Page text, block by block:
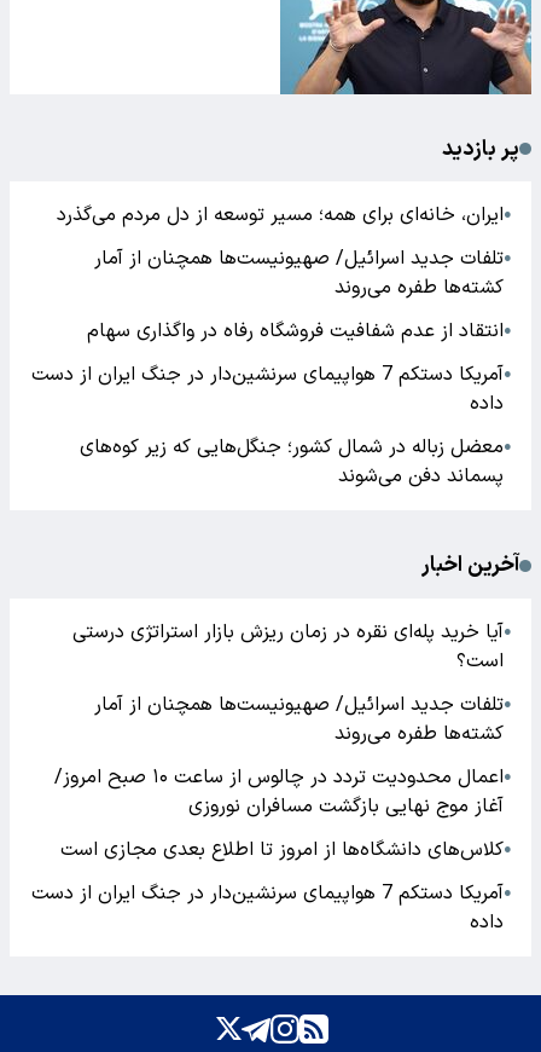
پر بازدید
●ایران، خانه‌ای برای همه؛ مسیر توسعه از دل مردم می‌گذرد
●تلفات جدید اسرائیل/ صهیونیست‌ها همچنان از آمار
کشته‌ها طفره می‌روند
●انتقاد از عدم شفافیت فروشگاه رفاه در واگذاری سهام
●
آمریکا دستکم 7 هواپیمای سرنشین‌دار در جنگ ایران از دست
داده
●معضل زباله در شمال کشور؛ جنگل‌هایی که زیر کوه‌های
پسماند دفن می‌شوند
آخرین اخبار
●آیا خرید پله‌ای نقره در زمان ریزش بازار استراتژی درستی
است؟
●تلفات جدید اسرائیل/ صهیونیست‌ها همچنان از آمار
کشته‌ها طفره می‌روند
●
اعمال محدودیت تردد در چالوس از ساعت ۱۰ صبح امروز/
آغاز موج نهایی بازگشت مسافران نوروزی
●کلاس‌های دانشگاه‌ها از امروز تا اطلاع بعدی مجازی است
●
آمریکا دستکم 7 هواپیمای سرنشین‌دار در جنگ ایران از دست
داده